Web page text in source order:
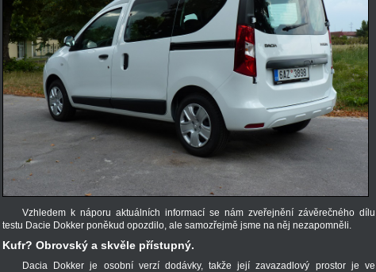
Vzhledem k náporu aktuálních informací se nám zveřejnění závěrečného dílu
testu Dacie Dokker poněkud opozdilo, ale samozřejmě jsme na něj nezapomněli.
Kufr? Obrovský a skvěle přístupný.
Dacia Dokker je osobní verzí dodávky, takže její zavazadlový prostor je ve